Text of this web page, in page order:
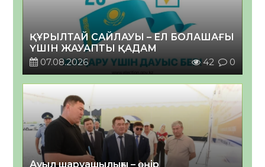
ҚҰРЫЛТАЙ САЙЛАУЫ – ЕЛ БОЛАШАҒЫ
ҮШІН ЖАУАПТЫ ҚАДАМ
07.08.2026
42 0
Ауыл шаруашылығы – өңір